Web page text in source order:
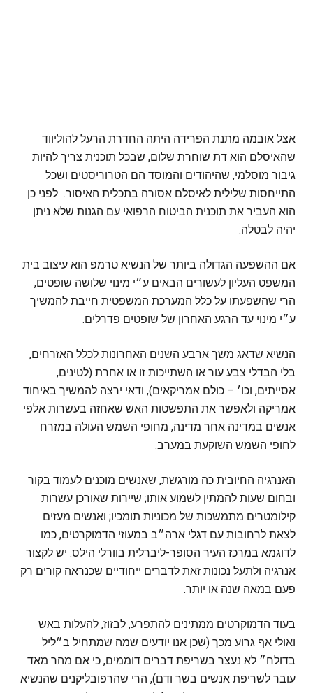
אצל אובמה מתנת הפרידה היתה החדרת הרעל להוליווד
שהאיסלם הוא דת שוחרת שלום, שבכל תוכנית צריך להיות
גיבור מוסלמי, שהיהודים והמוסד הם הטרוריסטים ושכל
התייחסות שלילית לאיסלם אסורה בתכלית האיסור. לפני כן
הוא העביר את תוכנית הביטוח הרפואי עם הגנות שלא ניתן
יהיה לבטלה.
אם ההשפעה הגדולה ביותר של הנשיא טרמפ הוא עיצוב בית
המשפט העליון לעשורים הבאים ע״י מינוי שלושה שופטים,
הרי שהשפעתו על כלל המערכת המשפטית חייבת להמשיך
ע״י מינוי עד הרגע האחרון של שופטים פדרלים.
הנשיא שדאג משך ארבע השנים האחרונות לכלל האזרחים,
בלי הבדלי צבע עור או השתייכות זו או אחרת (לטינים,
אסייתים, וכו׳ – כולם אמריקאים), ודאי ירצה להמשיך באיחוד
אמריקה ולאפשר את התפשטות האש שאחזה בעשרות אלפי
אנשים במדינה אחר מדינה, מחופי השמש העולה במזרח
לחופי השמש השוקעת במערב.
האנרגיה החיובית כה מורגשת, שאנשים מוכנים לעמוד בקור
ובחום שעות להמתין לשמוע אותו; שיירות שאורכן עשרות
קילומטרים מתמשכות של מכוניות תומכיו; ואנשים מעזים
לצאת לרחובות עם דגלי ארה״ב במעוזי הדמוקרטים, כמו
לדוגמא במרכז העיר הסופר-ליברלית בוורלי הילס. יש לקצור
אנרגיה ולתעל נכונות זאת לדברים ייחודיים שכנראה קורים רק
פעם במאה שנה או יותר.
בעוד הדמוקרטים ממתינים להתפרע, לבזוז, להעלות באש
ואולי אף גרוע מכך (שכן אנו יודעים שמה שמתחיל ב״ליל
בדולח״ לא נעצר בשריפת דברים דוממים, כי אם מהר מאד
עובר לשריפת אנשים בשר ודם), הרי שהרפובליקנים שהנשיא